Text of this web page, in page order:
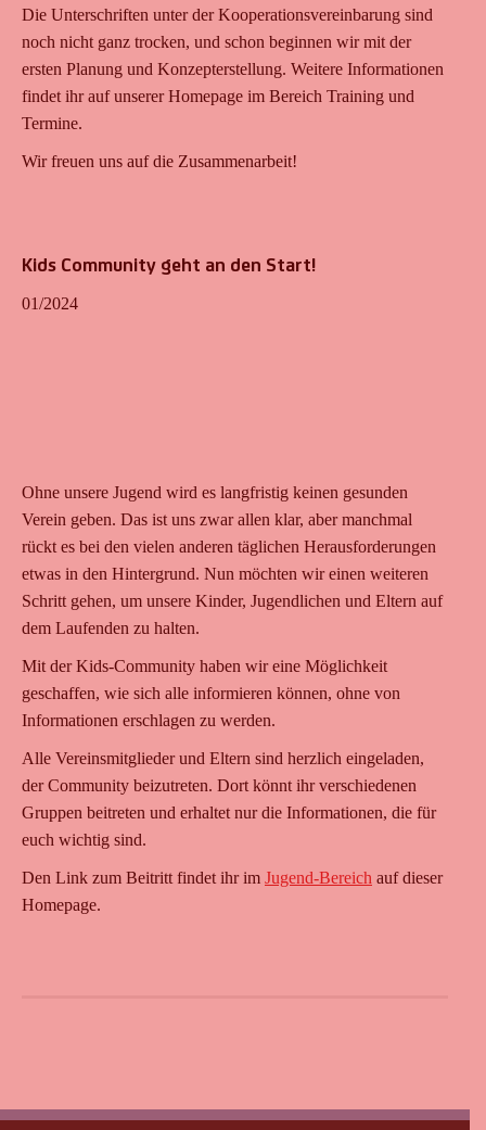
Die Unterschriften unter der Kooperationsvereinbarung sind
noch nicht ganz trocken, und schon beginnen wir mit der
ersten Planung und Konzepterstellung. Weitere Informationen
findet ihr auf unserer Homepage im Bereich Training und
Termine.
Wir freuen uns auf die Zusammenarbeit!
Kids Community geht an den Start!
01/2024
Ohne unsere Jugend wird es langfristig keinen gesunden
Verein geben. Das ist uns zwar allen klar, aber manchmal
rückt es bei den vielen anderen täglichen Herausforderungen
etwas in den Hintergrund. Nun möchten wir einen weiteren
Schritt gehen, um unsere Kinder, Jugendlichen und Eltern auf
dem Laufenden zu halten.
Mit der Kids-Community haben wir eine Möglichkeit
geschaffen, wie sich alle informieren können, ohne von
Informationen erschlagen zu werden.
Alle Vereinsmitglieder und Eltern sind herzlich eingeladen,
der Community beizutreten. Dort könnt ihr verschiedenen
Gruppen beitreten und erhaltet nur die Informationen, die für
euch wichtig sind.
Den Link zum Beitritt findet ihr im Jugend-Bereich auf dieser
Homepage.